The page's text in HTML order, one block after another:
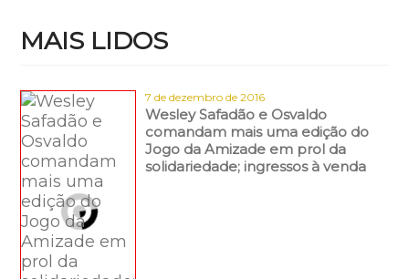
MAIS LIDOS
7 de dezembro de 2016
Wesley Safadão e Osvaldo
comandam mais uma edição do
Jogo da Amizade em prol da
solidariedade; ingressos à venda